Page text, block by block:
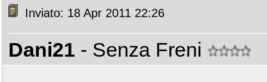
Inviato: 18 Apr 2011 22:26
Dani21 - Senza Freni